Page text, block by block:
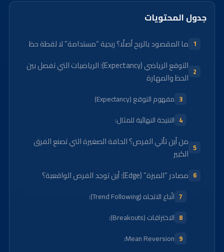
جدول المحتويات
ما المقصود بالربح أصلًا؟ ربحية “مستدامة” لا لقطة حظ
التوقع الرياضي (Expectancy): الرياضيات التي تفصل بين
الحظ والمهارة
مفهوم التوقع (Expectancy)
النتيجة النهائية للمثال:
من أين تأتي الفرص؟ الحافة الصغيرة التي تصنع الفرق
الكبير
مصادر “الميزة” (Edge): أين توجد الفرص الواقعية؟
اتّباع الاتجاه (Trend Following):
الاختراقات (Breakouts):
Mean Reversion: